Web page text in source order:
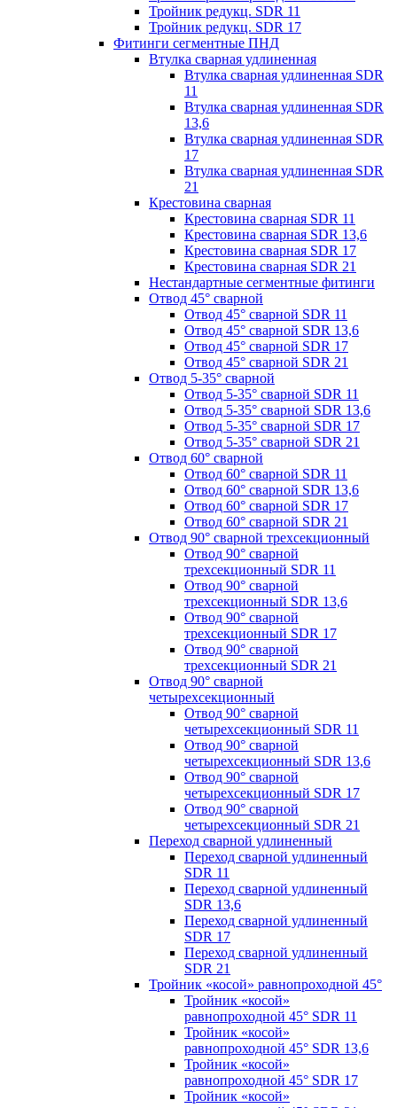
Тройник редукц. SDR 11
Тройник редукц. SDR 17
Фитинги сегментные ПНД
Втулка сварная удлиненная
Втулка сварная удлиненная SDR
11
Втулка сварная удлиненная SDR
13,6
Втулка сварная удлиненная SDR
17
Втулка сварная удлиненная SDR
21
Крестовина сварная
Крестовина сварная SDR 11
Крестовина сварная SDR 13,6
Крестовина сварная SDR 17
Крестовина сварная SDR 21
Нестандартные сегментные фитинги
Отвод 45° сварной
Отвод 45° сварной SDR 11
Отвод 45° сварной SDR 13,6
Отвод 45° сварной SDR 17
Отвод 45° сварной SDR 21
Отвод 5-35° сварной
Отвод 5-35° сварной SDR 11
Отвод 5-35° сварной SDR 13,6
Отвод 5-35° сварной SDR 17
Отвод 5-35° сварной SDR 21
Отвод 60° сварной
Отвод 60° сварной SDR 11
Отвод 60° сварной SDR 13,6
Отвод 60° сварной SDR 17
Отвод 60° сварной SDR 21
Отвод 90° сварной трехсекционный
Отвод 90° сварной
трехсекционный SDR 11
Отвод 90° сварной
трехсекционный SDR 13,6
Отвод 90° сварной
трехсекционный SDR 17
Отвод 90° сварной
трехсекционный SDR 21
Отвод 90° сварной
четырехсекционный
Отвод 90° сварной
четырехсекционный SDR 11
Отвод 90° сварной
четырехсекционный SDR 13,6
Отвод 90° сварной
четырехсекционный SDR 17
Отвод 90° сварной
четырехсекционный SDR 21
Переход сварной удлиненный
Переход сварной удлиненный
SDR 11
Переход сварной удлиненный
SDR 13,6
Переход сварной удлиненный
SDR 17
Переход сварной удлиненный
SDR 21
Тройник «косой» равнопроходной 45°
Тройник «косой»
равнопроходной 45° SDR 11
Тройник «косой»
равнопроходной 45° SDR 13,6
Тройник «косой»
равнопроходной 45° SDR 17
Тройник «косой»